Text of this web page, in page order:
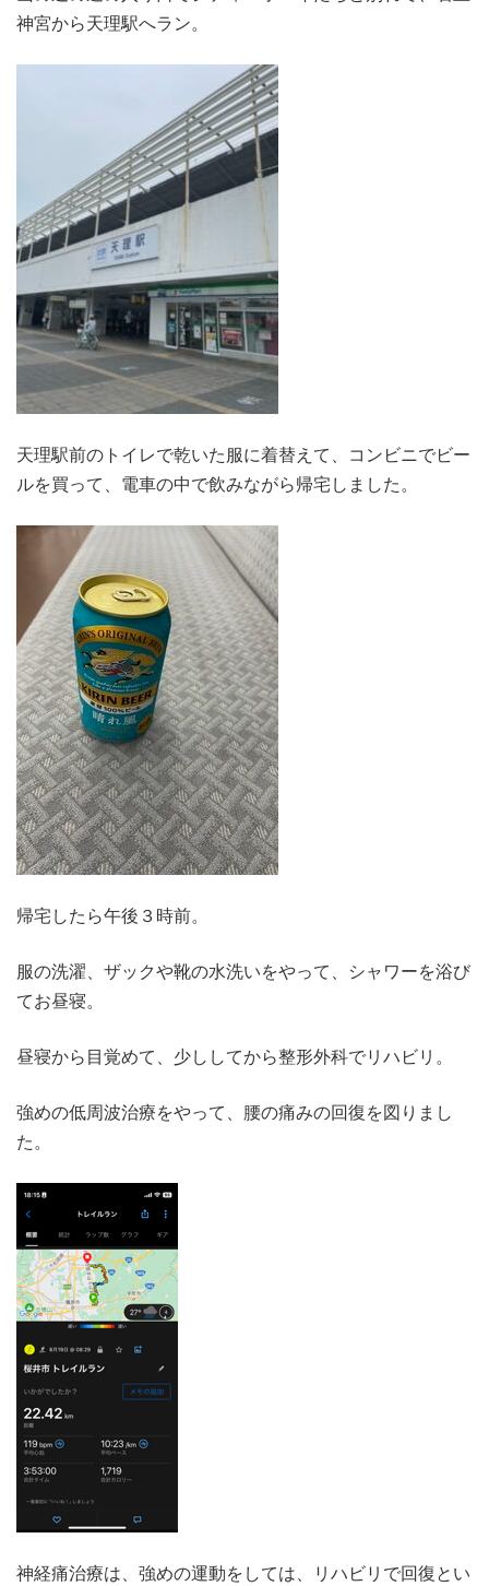
神宮から天理駅へラン。
天理駅前のトイレで乾いた服に着替えて、コンビニでビー
ルを買って、電車の中で飲みながら帰宅しました。
帰宅したら午後３時前。
服の洗濯、ザックや靴の水洗いをやって、シャワーを浴び
てお昼寝。
昼寝から目覚めて、少ししてから整形外科でリハビリ。
強めの低周波治療をやって、腰の痛みの回復を図りまし
た。
神経痛治療は、強めの運動をしては、リハビリで回復とい